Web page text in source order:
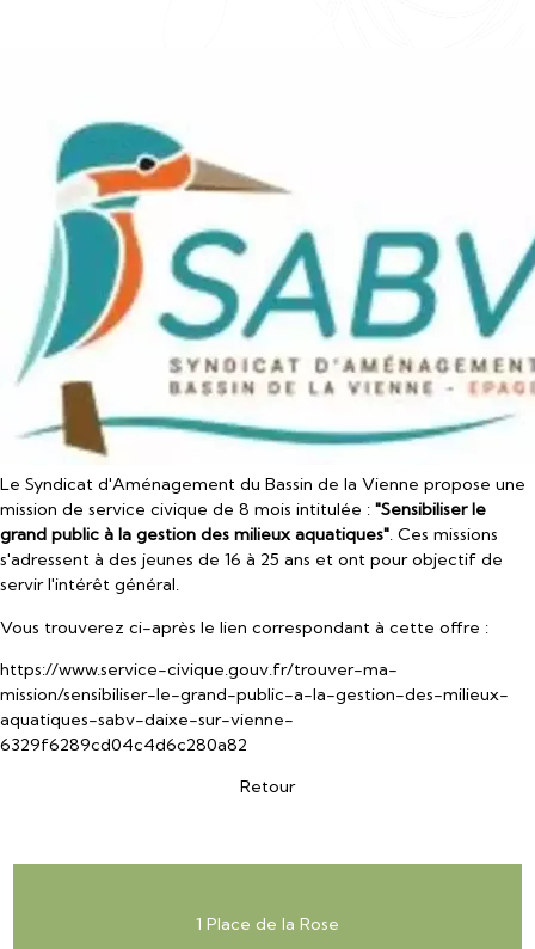
Le Syndicat d'Aménagement du Bassin de la Vienne propose une
mission de service civique de 8 mois intitulée : "Sensibiliser le
grand public à la gestion des milieux aquatiques". Ces missions
s'adressent à des jeunes de 16 à 25 ans et ont pour objectif de
servir l'intérêt général.
Vous trouverez ci-après le lien correspondant à cette offre :
https://www.service-civique.gouv.fr/trouver-ma-
mission/sensibiliser-le-grand-public-a-la-gestion-des-milieux-
aquatiques-sabv-daixe-sur-vienne-
6329f6289cd04c4d6c280a82
Retour
1 Place de la Rose